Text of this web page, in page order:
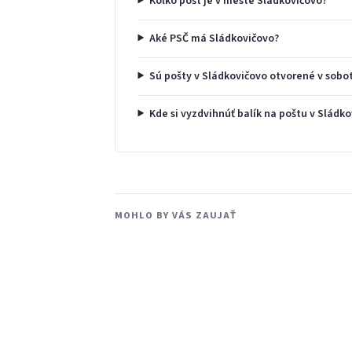
Aké PSČ má Sládkovičovo?
Sú pošty v Sládkovičovo otvorené v
Kde si vyzdvihnúť balík na poštu v
MOHLO BY VÁS ZAUJAŤ